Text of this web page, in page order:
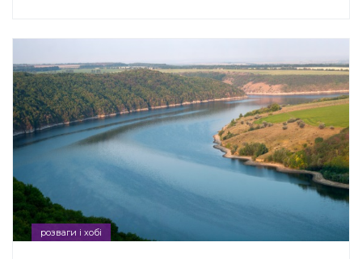
розваги і хобі